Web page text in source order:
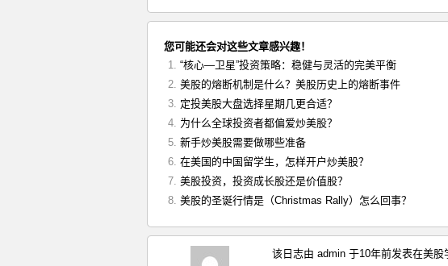
您可能还会对这些文章感兴趣！
“核心—卫星”投资策略：稳健与灵活的完美平衡
美股的熔断机制是什么？美股历史上的熔断事件
定投美股大盘选择星期几更合适？
为什么全球投资者都偏爱炒美股？
新手炒美股需要做哪些准备
在美国的中国留学生，怎样开户炒美股？
美股投资，投资成长股还是价值股？
美股的圣诞行情是（Christmas Rally）怎么回事？
该日志由 admin 于10年前发表在美股